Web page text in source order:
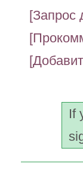
[Запрос
If